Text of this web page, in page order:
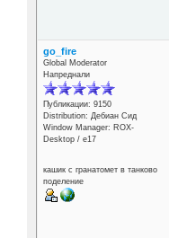
go_fire
Global Moderator
Напреднали
Публикации: 9150
Distribution: Дебиан Сид
Window Manager: ROX-
Desktop / е17
кашик с гранатомет в танково
поделение